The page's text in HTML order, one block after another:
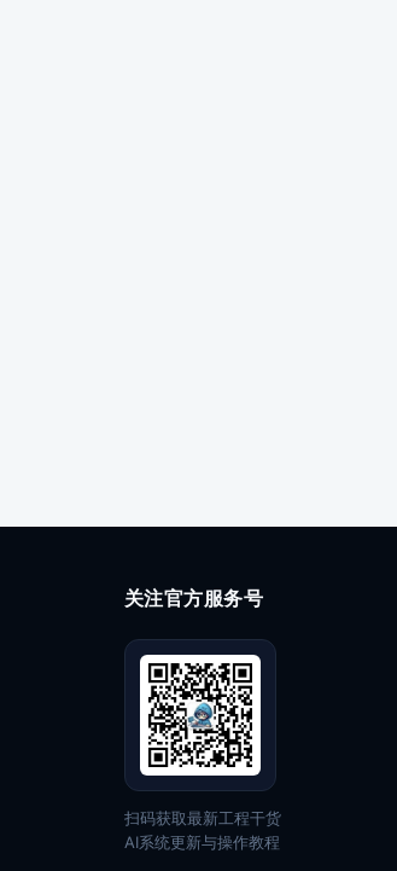
关注官方服务号
扫码获取最新工程干货
AI系统更新与操作教程